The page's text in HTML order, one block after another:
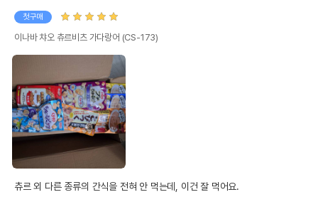
첫구매
이나바 챠오 츄르비츠 가다랑어 (CS-173)
츄르 외 다른 종류의 간식을 전혀 안 먹는데, 이건 잘 먹어요.